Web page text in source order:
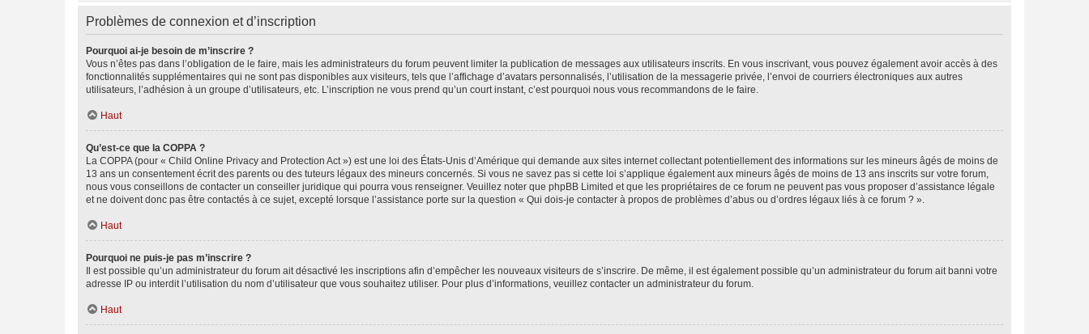
Problèmes de connexion et d’inscription
Pourquoi ai-je besoin de m’inscrire ?
Vous n’êtes pas dans l’obligation de le faire, mais les administrateurs du forum peuvent limiter la publication de messages aux utilisateurs inscrits. En vous inscrivant, vous pouvez également avoir accès à des
fonctionnalités supplémentaires qui ne sont pas disponibles aux visiteurs, tels que l’affichage d’avatars personnalisés, l’utilisation de la messagerie privée, l’envoi de courriers électroniques aux autres
utilisateurs, l’adhésion à un groupe d’utilisateurs, etc. L’inscription ne vous prend qu’un court instant, c’est pourquoi nous vous recommandons de le faire.
Haut
Qu’est-ce que la COPPA ?
La COPPA (pour « Child Online Privacy and Protection Act ») est une loi des États-Unis d’Amérique qui demande aux sites internet collectant potentiellement des informations sur les mineurs âgés de moins de
13 ans un consentement écrit des parents ou des tuteurs légaux des mineurs concernés. Si vous ne savez pas si cette loi s’applique également aux mineurs âgés de moins de 13 ans inscrits sur votre forum,
nous vous conseillons de contacter un conseiller juridique qui pourra vous renseigner. Veuillez noter que phpBB Limited et que les propriétaires de ce forum ne peuvent pas vous proposer d’assistance légale
et ne doivent donc pas être contactés à ce sujet, excepté lorsque l’assistance porte sur la question « Qui dois-je contacter à propos de problèmes d’abus ou d’ordres légaux liés à ce forum ? ».
Haut
Pourquoi ne puis-je pas m’inscrire ?
Il est possible qu’un administrateur du forum ait désactivé les inscriptions afin d’empêcher les nouveaux visiteurs de s’inscrire. De même, il est également possible qu’un administrateur du forum ait banni votre
adresse IP ou interdit l’utilisation du nom d’utilisateur que vous souhaitez utiliser. Pour plus d’informations, veuillez contacter un administrateur du forum.
Haut